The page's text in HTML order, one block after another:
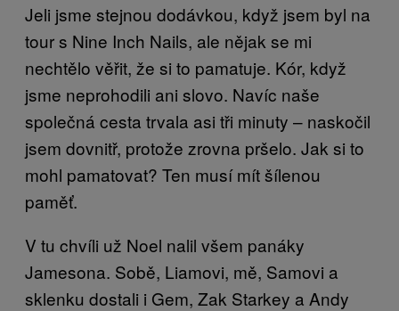
Jeli jsme stejnou dodávkou, když jsem byl na
tour s Nine Inch Nails, ale nějak se mi
nechtělo věřit, že si to pamatuje. Kór, když
jsme neprohodili ani slovo. Navíc naše
společná cesta trvala asi tři minuty – naskočil
jsem dovnitř, protože zrovna pršelo. Jak si to
mohl pamatovat? Ten musí mít šílenou
paměť.
V tu chvíli už Noel nalil všem panáky
Jamesona. Sobě, Liamovi, mě, Samovi a
sklenku dostali i Gem, Zak Starkey a Andy